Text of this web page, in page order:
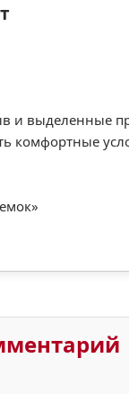
и выделенные
комфортные